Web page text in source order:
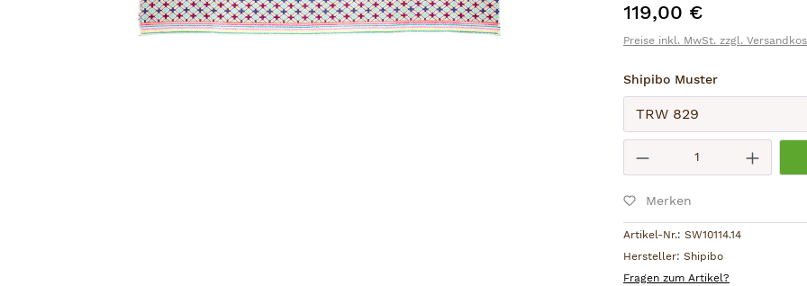
Regulärer Preis:
119,00 €
Preise inkl. MwSt. zzgl.
Shipibo Musterauswählen
Produkt
Merken
Artikel-Nr.: SW10114.14
Hersteller: Shipibo
Fragen zum Artikel?